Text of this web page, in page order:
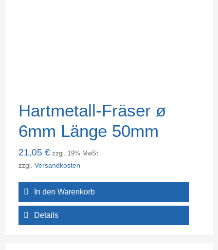
Hartmetall-Fräser ø
6mm Länge 50mm
21,05 € zzgl. 19% MwSt.
zzgl. Versandkosten
In den Warenkorb
Details